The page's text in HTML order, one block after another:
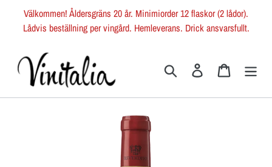
innehåll
Välkommen! Åldersgräns 20 år. Minimiorder 12 flaskor (2 lådor).
Lådvis beställning per vingård. Hemleverans. Drick ansvarsfullt.
Logga in Varukorg